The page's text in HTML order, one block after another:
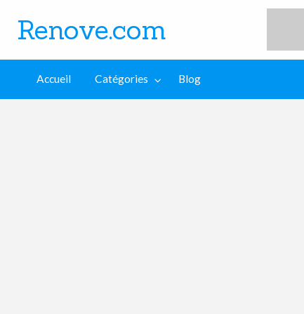
Renove.com
Accueil Catégories Blog